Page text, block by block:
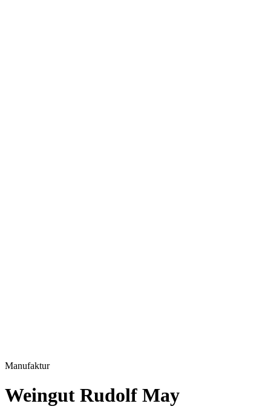
Manufaktur
Weingut Rudolf May